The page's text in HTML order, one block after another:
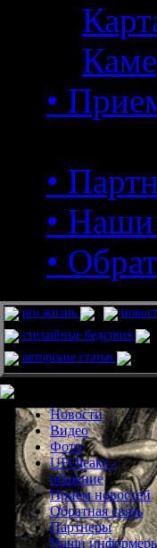
•
•
•
•
pro жизнь
стихийные бедствия
авторские статьи
Новости
Видео
Фото
UFOleaks -
общение
Прием новостей
Обратная связь
Партнеры
Наши